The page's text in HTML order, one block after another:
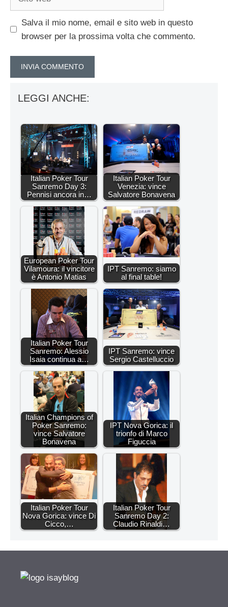
Salva il mio nome, email e sito web in questo
browser per la prossima volta che commento.
LEGGI ANCHE:
Italian Poker Tour
Sanremo Day 3:
Pennisi ancora in…
Italian Poker Tour
Venezia: vince
Salvatore Bonavena
European Poker Tour
Vilamoura: il vincitore
è Antonio Matias
IPT Sanremo: siamo
al final table!
Italian Poker Tour
Sanremo: Alessio
Isaia continua a…
IPT Sanremo: vince
Sergio Castelluccio
Italian Champions of
Poker Sanremo:
vince Salvatore
Bonavena
IPT Nova Gorica: il
trionfo di Marco
Figuccia
Italian Poker Tour
Nova Gorica: vince Di
Cicco,…
Italian Poker Tour
Sanremo Day 2:
Claudio Rinaldi…